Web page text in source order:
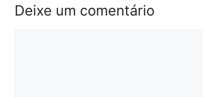
Deixe um comentário